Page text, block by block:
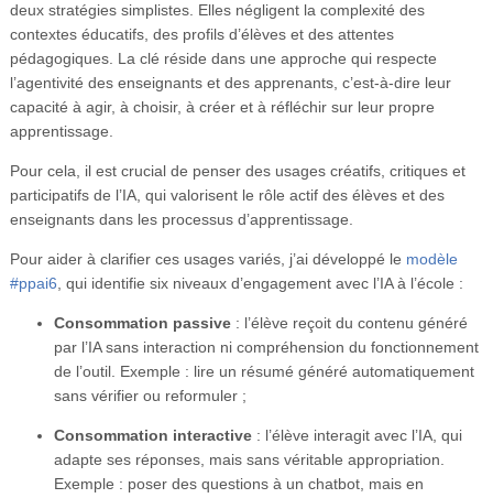
deux stratégies simplistes. Elles négligent la complexité des
contextes éducatifs, des profils d’élèves et des attentes
pédagogiques. La clé réside dans une approche qui respecte
l’agentivité des enseignants et des apprenants, c’est-à-dire leur
capacité à agir, à choisir, à créer et à réfléchir sur leur propre
apprentissage.
Pour cela, il est crucial de penser des usages créatifs, critiques et
participatifs de l’IA, qui valorisent le rôle actif des élèves et des
enseignants dans les processus d’apprentissage.
Pour aider à clarifier ces usages variés, j’ai développé le modèle
#ppai6, qui identifie six niveaux d’engagement avec l’IA à l’école :
Consommation passive: l’élève reçoit du contenu généré
par l’IA sans interaction ni compréhension du fonctionnement
de l’outil. Exemple : lire un résumé généré automatiquement
sans vérifier ou reformuler ;
Consommation interactive: l’élève interagit avec l’IA, qui
adapte ses réponses, mais sans véritable appropriation.
Exemple : poser des questions à un chatbot, mais en